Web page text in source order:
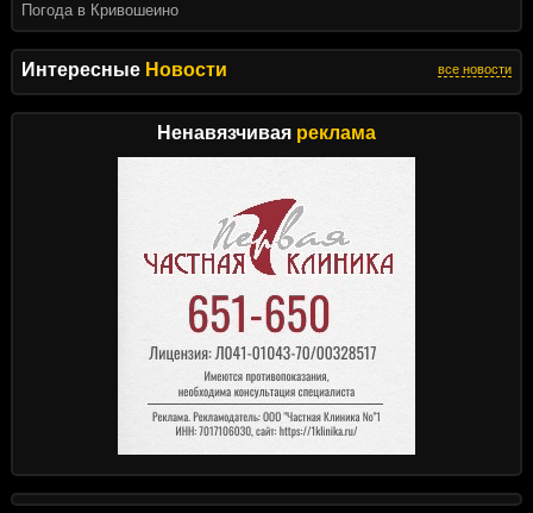
Интересные Новости все новости
Ненавязчивая реклама
Погода в Кривошеино